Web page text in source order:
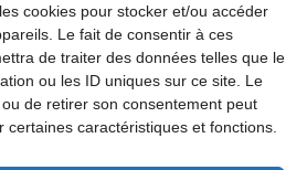
cookies pour stocker et/ou accéder
Le fait de consentir à ces
de traiter des données telles que le
ou les ID uniques sur ce site. Le
de retirer son consentement peut
caractéristiques et fonctions.
–Politique de confidentialité
–Politique de cookies–